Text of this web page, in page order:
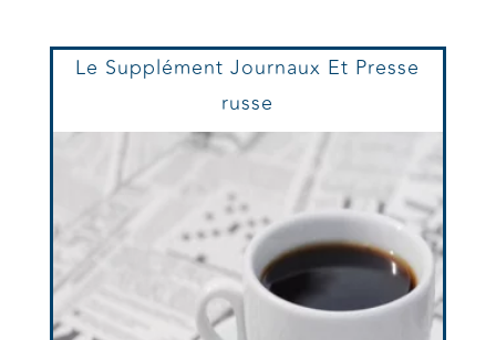
Le Supplément Journaux Et Presse
russe